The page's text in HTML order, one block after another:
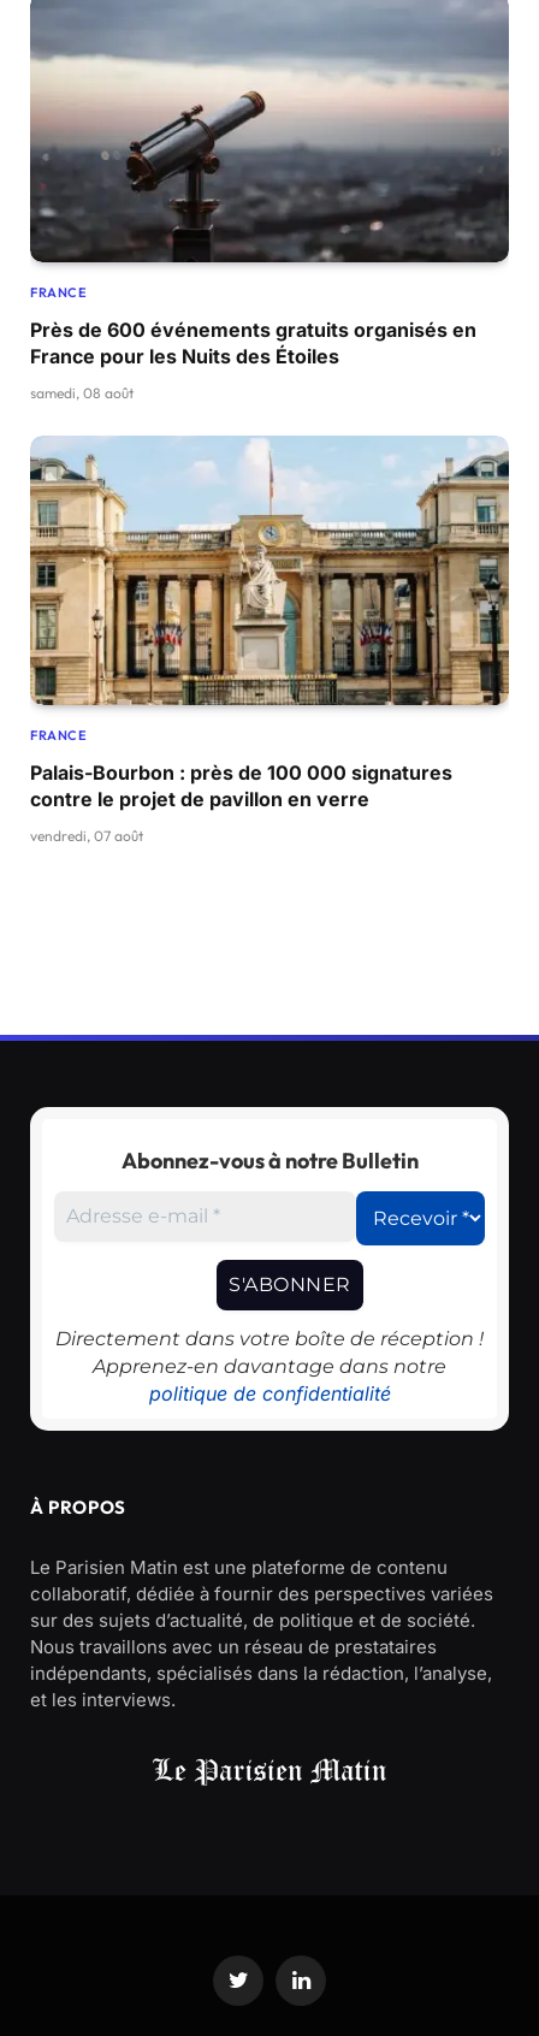
FRANCE
Près de 600 événements gratuits organisés en
France pour les Nuits des Étoiles
samedi, 08 août
FRANCE
Palais-Bourbon : près de 100 000 signatures
contre le projet de pavillon en verre
vendredi, 07 août
Abonnez-vous à notre Bulletin
Directement dans votre boîte de réception !
Apprenez-en davantage dans notre
politique de confidentialité
À PROPOS
Le Parisien Matin est une plateforme de contenu
collaboratif, dédiée à fournir des perspectives variées
sur des sujets d’actualité, de politique et de société.
Nous travaillons avec un réseau de prestataires
indépendants, spécialisés dans la rédaction, l’analyse,
et les interviews.
Twitter LinkedIn